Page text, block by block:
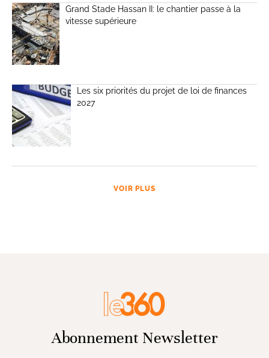
Grand Stade Hassan II: le chantier passe à la
vitesse supérieure
Les six priorités du projet de loi de finances
2027
VOIR PLUS
Abonnement Newsletter